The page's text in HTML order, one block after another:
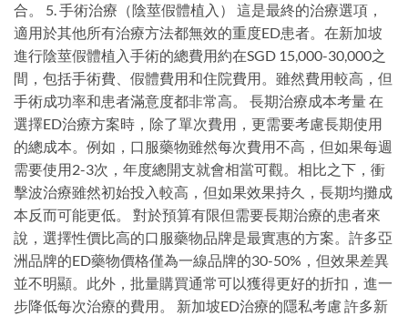
合。 5. 手術治療（陰莖假體植入） 這是最終的治療選項，
適用於其他所有治療方法都無效的重度ED患者。在新加坡
進行陰莖假體植入手術的總費用約在SGD 15,000-30,000之
間，包括手術費、假體費用和住院費用。雖然費用較高，但
手術成功率和患者滿意度都非常高。 長期治療成本考量 在
選擇ED治療方案時，除了單次費用，更需要考慮長期使用
的總成本。例如，口服藥物雖然每次費用不高，但如果每週
需要使用2-3次，年度總開支就會相當可觀。相比之下，衝
擊波治療雖然初始投入較高，但如果效果持久，長期均攤成
本反而可能更低。 對於預算有限但需要長期治療的患者來
說，選擇性價比高的口服藥物品牌是最實惠的方案。許多亞
洲品牌的ED藥物價格僅為一線品牌的30-50%，但效果差異
並不明顯。此外，批量購買通常可以獲得更好的折扣，進一
步降低每次治療的費用。 新加坡ED治療的隱私考慮 許多新